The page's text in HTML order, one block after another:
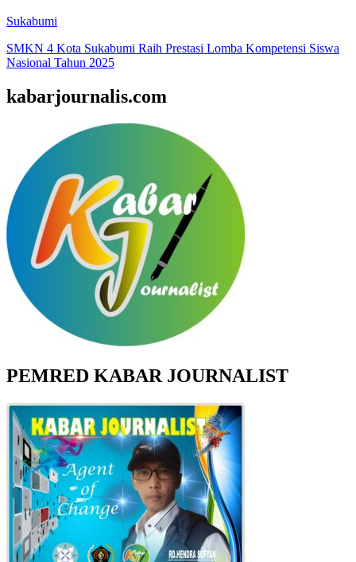
Sukabumi
SMKN 4 Kota Sukabumi Raih Prestasi Lomba Kompetensi Siswa
Nasional Tahun 2025
kabarjournalis.com
PEMRED KABAR JOURNALIST